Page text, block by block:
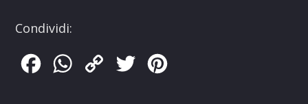
Condividi:
FacebookWhatsApp
Copy
Twitter